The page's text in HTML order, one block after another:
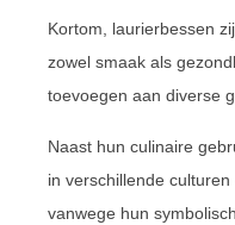
Kortom, laurierbessen
zowel smaak als
toevoegen aan diverse
Naast hun culinaire
in verschillende
vanwege hun